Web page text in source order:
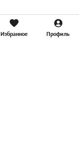
Избранное Профиль